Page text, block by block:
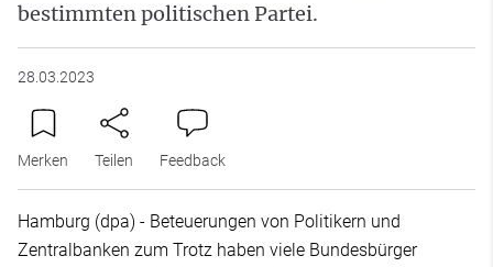
bestimmten politischen Partei.
28.03.2023
Merken Teilen Feedback
Hamburg (dpa) - Beteuerungen von Politikern und
Zentralbanken zum Trotz haben viele Bundesbürger